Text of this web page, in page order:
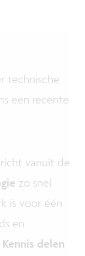
technische
een recente
vanuit de
zo snel
is voor één
en
Kennis delen